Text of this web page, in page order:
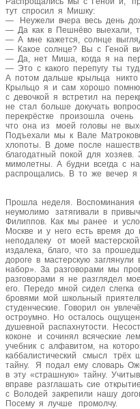
тут спросил я Мишку:
— Неужели вчера весь день
— Да как в Пешнёво выехали,
— А мне кажется, солнце
— Какое солнце? Вы с Геной
— Да, нет Миша, когда я на
— Это с какого перепугу ты
А потом дальше крыльца
Крыльцо я и сам хорошо
с девочкой я встретил на
не стал больше докучать
перекрёстке произошла
что она из моей головы не
Подъехали мы к Вале
хлопоты. В доме после
благодатный покой для
мимолетны. А будни всегда с
распрощались. В то же вечер я
Прошла неделя.
неумолимо затягивали в
Филиппов. Как мы ранее и
Москве и у него есть время
неподалеку от моей
издалека, благо, что за
дороге в мастерскую
набор». За разговорами мы
разговорами я не разглядел
его. Передо мной сидел
бровями мой школьный
студенческие. Говорил он
остроумно. Но осталось
душевной распахнутости.
коконе и сочинял всяческие
учебник с алфавитом, на
каббалистический смысл трёх
тайну. Я подал ему словарь
в эту «страшную» тайну.
вправе разглашать сие
с Володей закрепили нашу
Посему я лучше промолчу.